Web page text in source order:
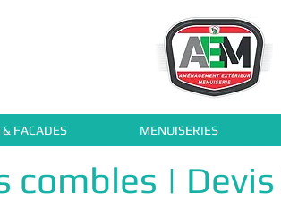
FACADES MENUISERIES
combles | Devis